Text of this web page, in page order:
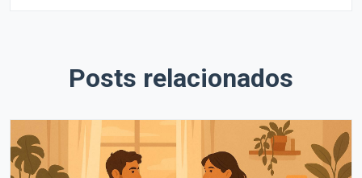
Posts relacionados